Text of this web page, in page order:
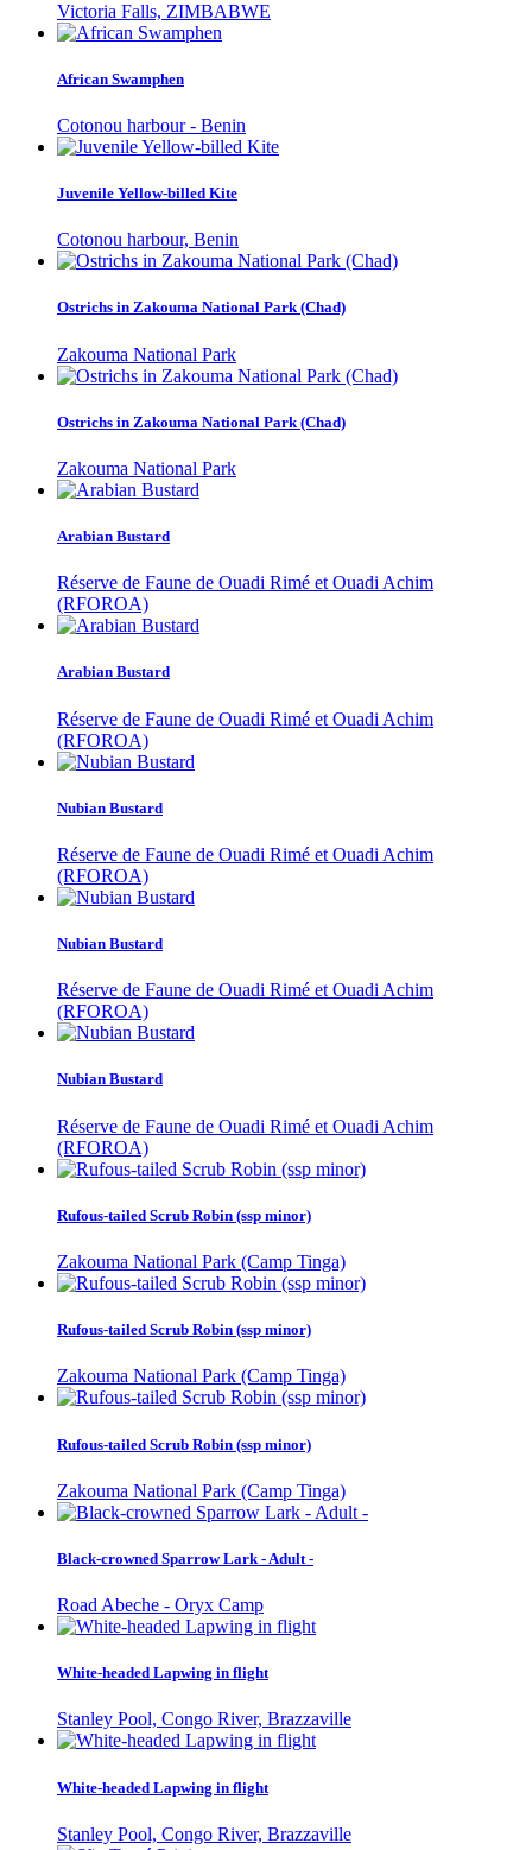
Victoria Falls, ZIMBABWE
African Swamphen
Cotonou harbour - Benin
Juvenile Yellow-billed Kite
Cotonou harbour, Benin
Ostrichs in Zakouma National Park (Chad)
Zakouma National Park
Ostrichs in Zakouma National Park (Chad)
Zakouma National Park
Arabian Bustard
Réserve de Faune de Ouadi Rimé et Ouadi Achim
(RFOROA)
Arabian Bustard
Réserve de Faune de Ouadi Rimé et Ouadi Achim
(RFOROA)
Nubian Bustard
Réserve de Faune de Ouadi Rimé et Ouadi Achim
(RFOROA)
Nubian Bustard
Réserve de Faune de Ouadi Rimé et Ouadi Achim
(RFOROA)
Nubian Bustard
Réserve de Faune de Ouadi Rimé et Ouadi Achim
(RFOROA)
Rufous-tailed Scrub Robin (ssp minor)
Zakouma National Park (Camp Tinga)
Rufous-tailed Scrub Robin (ssp minor)
Zakouma National Park (Camp Tinga)
Rufous-tailed Scrub Robin (ssp minor)
Zakouma National Park (Camp Tinga)
Black-crowned Sparrow Lark - Adult -
Road Abeche - Oryx Camp
White-headed Lapwing in flight
Stanley Pool, Congo River, Brazzaville
White-headed Lapwing in flight
Stanley Pool, Congo River, Brazzaville